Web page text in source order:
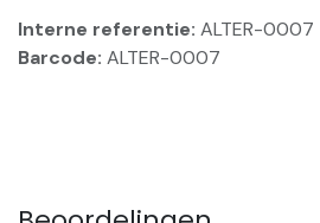
Interne referentie: ALTER-0007
Barcode: ALTER-0007